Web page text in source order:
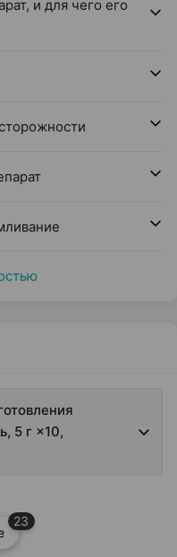
и для чего его
5 г ×10,
23